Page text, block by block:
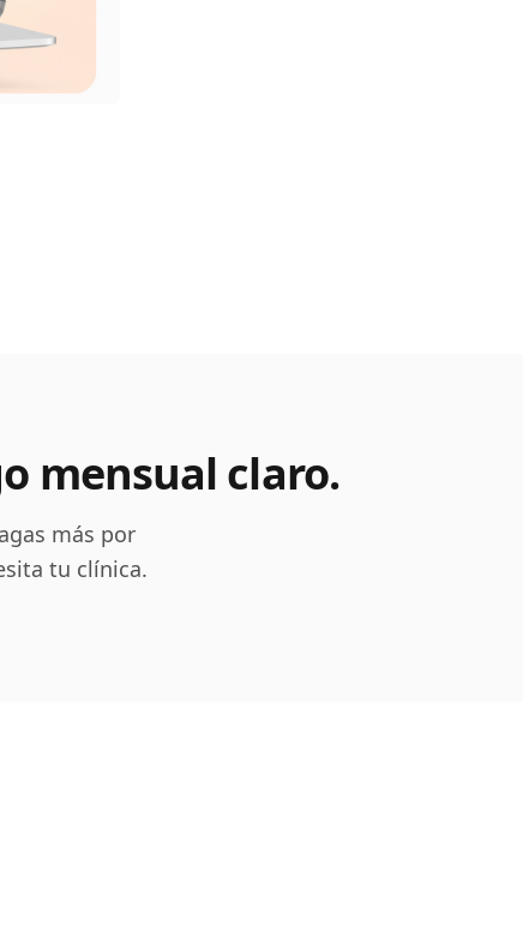
mensual claro.
más por
tu clínica.